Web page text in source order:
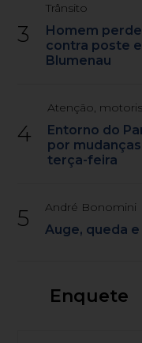
3
Trânsito
Homem
contra poste
Blumenau
4
Atenção,
Entorno do
por
terça-feira
5 André Bonomini
Auge, queda
Enquete